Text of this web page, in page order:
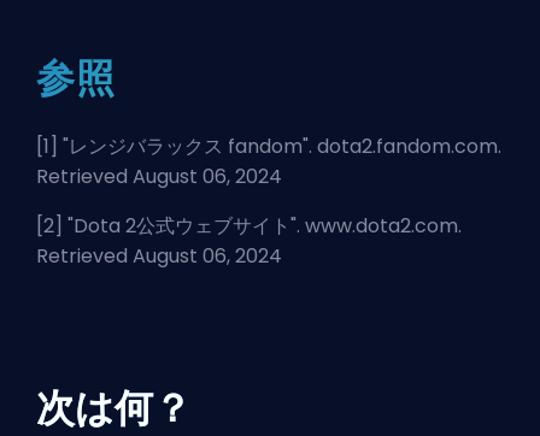
参照
[1] "レンジバラックス fandom". dota2.fandom.com.
Retrieved August 06, 2024
[2] "Dota 2公式ウェブサイト". www.dota2.com.
Retrieved August 06, 2024
次は何？